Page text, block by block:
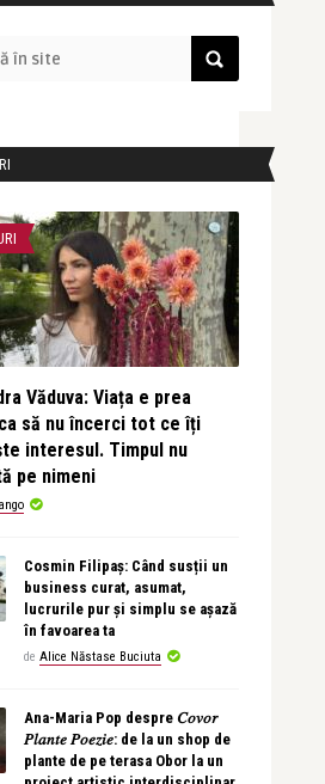
Văduva: Viața e prea
să nu încerci tot ce îți
interesul. Timpul nu
pe nimeni
Cosmin Filipaș: Când susții un
business curat, asumat,
lucrurile pur și simplu se așază
în favoarea ta
de Alice Năstase Buciuta
Ana-Maria Pop despre 𝐶𝑜𝑣𝑜𝑟
𝑃𝑙𝑎𝑛𝑡𝑒 𝑃𝑜𝑒𝑧𝑖𝑒: de la un shop de
plante de pe terasa Obor la un